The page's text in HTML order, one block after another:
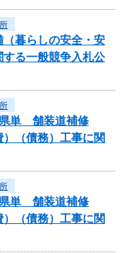
暮らしの安全・安
る一般競争入札公
単 舗装道補修
）（債務）工事に関
単 舗装道補修
）（債務）工事に関